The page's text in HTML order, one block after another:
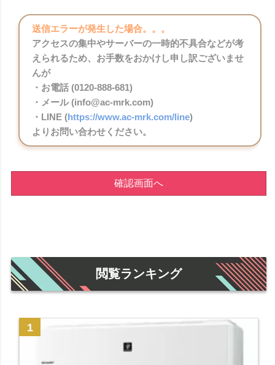
送信エラーが発生した場合。。。
アクセスの集中やサーバーの一時的不具合などが考
えられるため、お手数をおかけし申し訳ございませ
んが
・お電話 (0120-888-681)
・メール (info@ac-mrk.com)
・LINE (https://www.ac-mrk.com/line)
よりお問い合わせください。
確認画面へ
閲覧ランキング